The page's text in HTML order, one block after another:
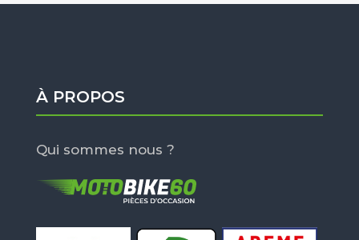
À PROPOS
Qui sommes nous ?